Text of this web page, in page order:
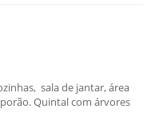
sala de jantar, área
Quintal com árvores